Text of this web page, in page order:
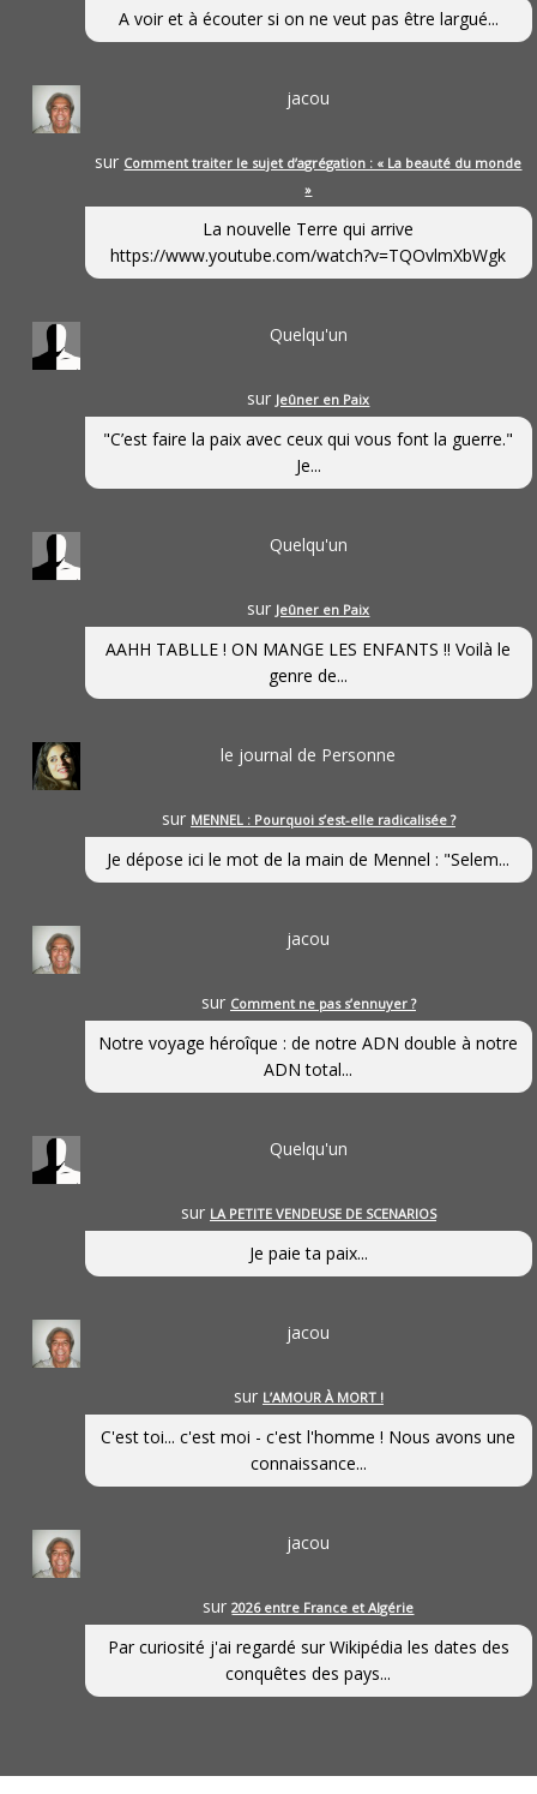
A voir et à écouter si on ne veut pas être largué...
jacou
sur Comment traiter le sujet d’agrégation : « La beauté du monde
»
La nouvelle Terre qui arrive
https://www.youtube.com/watch?v=TQOvlmXbWgk
Quelqu'un
sur Jeûner en Paix
"C’est faire la paix avec ceux qui vous font la guerre."
Je...
Quelqu'un
sur Jeûner en Paix
AAHH TABLLE ! ON MANGE LES ENFANTS !! Voilà le
genre de...
le journal de Personne
sur MENNEL : Pourquoi s’est-elle radicalisée ?
Je dépose ici le mot de la main de Mennel : "Selem...
jacou
sur Comment ne pas s’ennuyer ?
Notre voyage héroîque : de notre ADN double à notre
ADN total...
Quelqu'un
sur LA PETITE VENDEUSE DE SCENARIOS
Je paie ta paix...
jacou
sur L’AMOUR À MORT !
C'est toi... c'est moi - c'est l'homme ! Nous avons une
connaissance...
jacou
sur2026 entre France et Algérie
Par curiosité j'ai regardé sur Wikipédia les dates des
conquêtes des pays...